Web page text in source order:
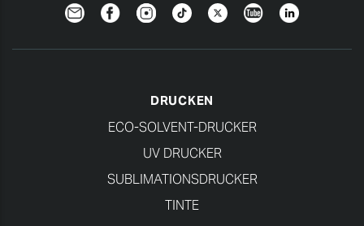
NewsletterFacebookInstagramTikTokTwitterYouTubeLinkedin
DRUCKEN
ECO-SOLVENT-DRUCKER
UV DRUCKER
SUBLIMATIONSDRUCKER
TINTE